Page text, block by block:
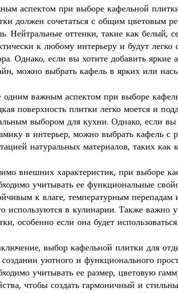
аспектом при выборе кафельной
должен сочетаться с общим цветовым
Нейтральные оттенки, такие как белый,
к любому интерьеру и будут легко
Однако, если вы хотите добавить яркие
можно выбрать кафель в ярких или
важным аспектом при выборе
поверхность плитки легко моется и
выбором для кухни. Однако, если вы
в интерьер, можно выбрать кафель с
натуральных материалов, таких как
внешних характеристик, при выборе
учитывать ее функциональные
к влаге, температурным
используются в кулинарии. Также важно
особенно если она будет
выбор кафельной плитки для
уютного и функционального
учитывать ее размер, цветовую
чтобы создать гармоничный и